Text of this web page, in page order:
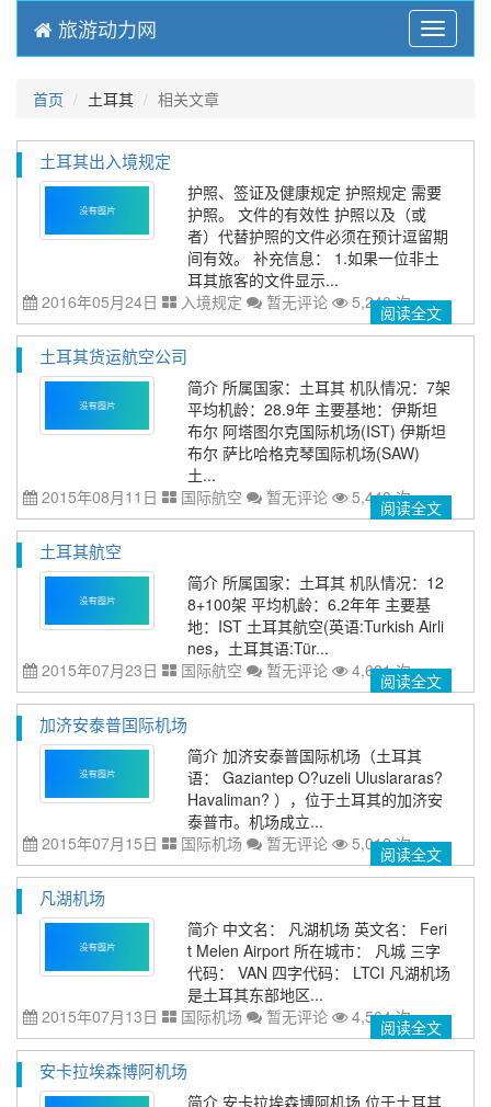
Menu
旅游动力网
首页 土耳其 相关文章
土耳其出入境规定
护照、签证及健康规定 护照规定 需要
护照。 文件的有效性 护照以及（或
者）代替护照的文件必须在预计逗留期
间有效。 补充信息： 1.如果一位非土
耳其旅客的文件显示...
2016年05月24日
入境规定 暂无评论 5,240 次阅读全文
土耳其货运航空公司
简介 所属国家：土耳其 机队情况：7架
平均机龄：28.9年 主要基地：伊斯坦
布尔 阿塔图尔克国际机场(IST) 伊斯坦
布尔 萨比哈格克琴国际机场(SAW)
土...
2015年08月11日
国际航空 暂无评论 5,440 次阅读全文
土耳其航空
简介 所属国家：土耳其 机队情况：12
8+100架 平均机龄：6.2年年 主要基
地：IST 土耳其航空(英语:Turkish Airli
nes，土耳其语:Tür...
2015年07月23日
国际航空 暂无评论 4,681 次阅读全文
加济安泰普国际机场
简介 加济安泰普国际机场（土耳其
语： Gaziantep O?uzeli Uluslararas?
Havaliman? ），位于土耳其的加济安
泰普市。机场成立...
2015年07月15日
国际机场 暂无评论 5,012 次阅读全文
凡湖机场
简介 中文名： 凡湖机场 英文名： Feri
t Melen Airport 所在城市： 凡城 三字
代码： VAN 四字代码： LTCI 凡湖机场
是土耳其东部地区...
2015年07月13日
国际机场 暂无评论 4,564 次阅读全文
安卡拉埃森博阿机场
简介 安卡拉埃森博阿机场 位于土耳其